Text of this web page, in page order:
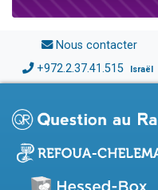
Nous contacter
+972.2.37.41.515 Israël